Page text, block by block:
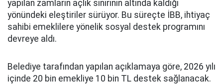
yapılan zamların açlık sınırının altında kaldığı
yönündeki eleştiriler sürüyor. Bu süreçte İBB, ihtiyaç
sahibi emeklilere yönelik sosyal destek programını
devreye aldı.
Belediye tarafından yapılan açıklamaya göre, 2026 yılı
içinde 20 bin emekliye 10 bin TL destek sağlanacak.